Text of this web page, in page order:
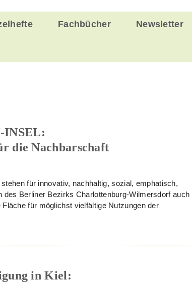
Fachbücher Newsletter
INSEL:
die Nachbarschaft
für innovativ, nachhaltig, sozial, emphatisch,
Berliner Bezirks Charlottenburg-Wilmersdorf auch
für möglichst vielfältige Nutzungen der
in Kiel: